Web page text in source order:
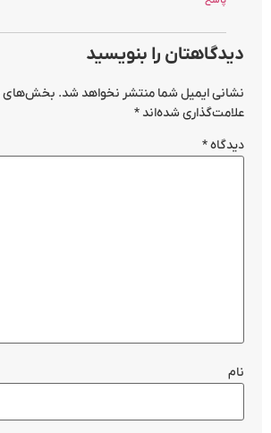
دیدگاهتان را بنویسید
نشانی ایمیل شما منتشر نخواهد شد. بخش‌های
علامت‌گذاری شده‌اند *
دیدگاه*
نام